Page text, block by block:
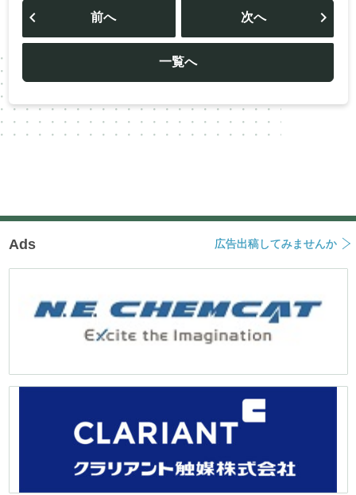
投
ビ
ゲ
ー
シ
ョ
前へ
一覧へ
次へ
Ads 広告出稿してみませんか